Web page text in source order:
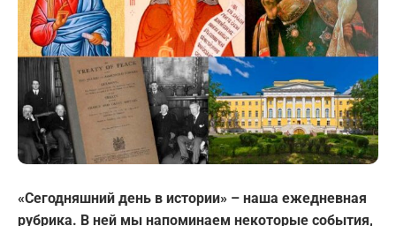
«Сегодняшний день в истории» – наша ежедневная
рубрика. В ней мы напоминаем некоторые события,